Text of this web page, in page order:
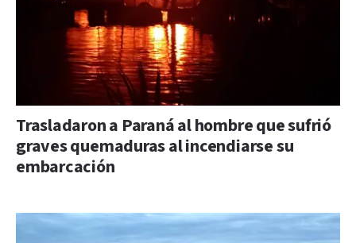
Trasladaron a Paraná al hombre que sufrió
graves quemaduras al incendiarse su
embarcación